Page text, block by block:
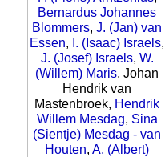
Bernardus Johannes
Blommers, J. (Jan) van
Essen, I. (Isaac) Israels,
J. (Josef) Israels, W.
(Willem) Maris, Johan
Hendrik van
Mastenbroek, Hendrik
Willem Mesdag, Sina
(Sientje) Mesdag - van
Houten, A. (Albert)